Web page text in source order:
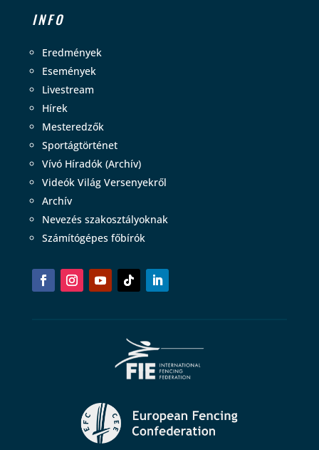
INFO
Eredmények
Események
Livestream
Hírek
Mesteredzők
Sportágtörténet
Vívó Híradók (Archív)
Videók Világ Versenyekről
Archív
Nevezés szakosztályoknak
Számítógépes főbírók